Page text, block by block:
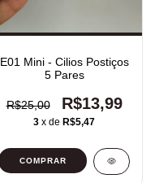
E01 Mini - Cilios Postiços
5 Pares
R$25,00 R$13,99
3 x de R$5,47